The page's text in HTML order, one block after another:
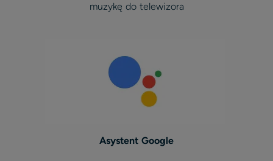
muzykę do telewizora
Asystent Google